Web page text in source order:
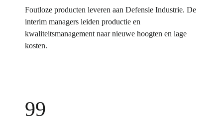
Foutloze producten leveren aan Defensie Industrie. De
interim managers leiden productie en
kwaliteitsmanagement naar nieuwe hoogten en lage
kosten.
99